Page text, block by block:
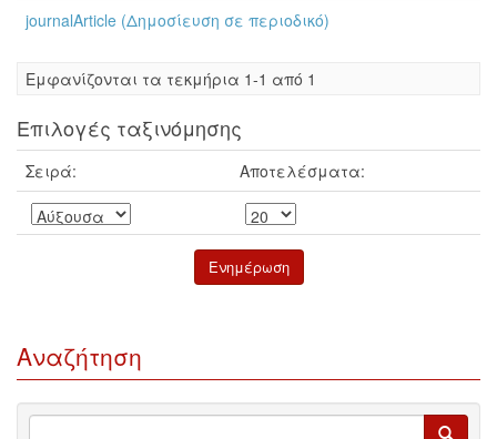
journalArticle (Δημοσίευση σε περιοδικό)
Eμφανίζονται τα τεκμήρια 1-1 από 1
Επιλογές ταξινόμησης
Σειρά: Αποτελέσματα:
Αναζήτηση